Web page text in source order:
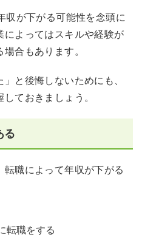
収が下がる可能性を念頭に
よってはスキルや経験が
合もあります。
」と後悔しないためにも、
ておきましょう。
る
職によって年収が下がる
転職をする